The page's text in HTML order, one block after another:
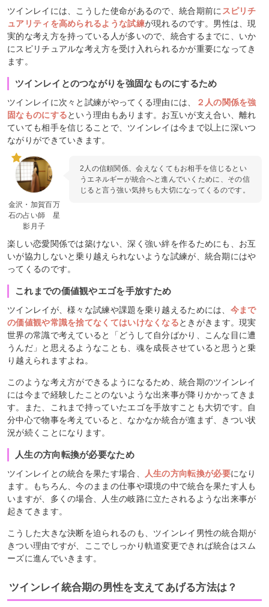
ツインレイには、こうした使命があるので、統合期前に スピリチ
ュアリティを高められるような試練が現れるのです。男性は、現
実的な考え方を持っている人が多いので、統合するまでに、いか
にスピリチュアルな考え方を受け入れられるかが重要になってき
ます。
ツインレイとのつながりを強固なものにするため
ツインレイに次々と試練がやってくる理由には、
２人の関係を強
固なものにするという理由もあります。お互いが支え合い、離れ
ていても相手を信じることで、ツインレイは今まで以上に深いつ
ながりができていきます。
金沢・加賀百万
石の占い師 星
影月子
2人の信頼関係、会えなくてもお相手を信じるとい
うエネルギーが統合へと進んでいくために、その信
じると言う強い気持ちも大切になってくるのです。
楽しい恋愛関係では築けない、深く強い絆を作るためにも、お互
いが協力しないと乗り越えられないような試練が、統合期にはや
ってくるのです。
これまでの価値観やエゴを手放すため
ツインレイが、様々な試練や課題を乗り越えるためには、 今まで
の価値観や常識を捨てなくてはいけなくなるときがきます。現実
世界の常識で考えていると「どうして自分ばかり、こんな目に遭
うんだ」と思えるようなことも、魂を成長させていると思うと乗
り越えられますよね。
このような考え方ができるようになるため、統合期のツインレイ
には今まで経験したことのないような出来事が降りかかってきま
す。また、これまで持っていたエゴを手放すことも大切です。自
分中心で物事を考えていると、なかなか統合が進まず、きつい状
況が続くことになります。
人生の方向転換が必要なため
ツインレイとの統合を果たす場合、 人生の方向転換が必要になり
ます。もちろん、今のままの仕事や環境の中で統合を果たす人も
いますが、多くの場合、人生の岐路に立たされるような出来事が
起きてきます。
こうした大きな決断を迫られるのも、ツインレイ男性の統合期が
きつい理由ですが、ここでしっかり軌道変更できれば統合はスム
ーズに進んでいきます。
ツインレイ統合期の男性を支えてあげる方法は？